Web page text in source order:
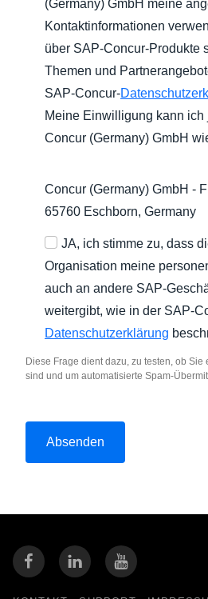
(Germany) GmbH meine
Kontaktinformationen
über SAP-Concur-Produkte
Themen und
SAP-Concur-
Meine Einwilligung kann
Concur (Germany) GmbH
Concur (Germany) GmbH -
65760 Eschborn, Germany
JA, ich stimme zu, dass
Organisation meine
auch an andere SAP-
weitergibt, wie in der SAP-
Datenschutzerklärung
Diese Frage dient dazu, zu testen, ob
sind und um automatisierte Spam-